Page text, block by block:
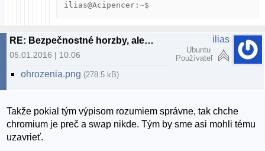
RE: Bezpečnostné horzby, alebo planý poplach?
05.01.2016 | 10:06
ilias
Ubuntu
Používateľ
ohrozenia.png (278.5 kB)
Takže pokial tým výpisom rozumiem správne, tak chche
chromium je preč a swap nikde. Tým by sme asi mohli tému
uzavrieť.